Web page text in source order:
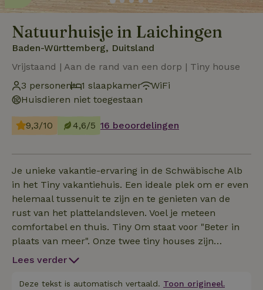
Natuurhuisje in Laichingen
Baden-Württemberg, Duitsland
Vrijstaand | Aan de rand van een dorp | Tiny house
3 personen
1 slaapkamer
WiFi
Huisdieren niet toegestaan
9,3/10 4,6/5 16 beoordelingen
Je unieke vakantie-ervaring in de Schwäbische Alb
in het Tiny vakantiehuis. Een ideale plek om er even
helemaal tussenuit te zijn en te genieten van de
rust van het plattelandsleven. Voel je meteen
comfortabel en thuis. Tiny Om staat voor "Beter in
plaats van meer". Onze twee tiny houses zijn
gebouwd met lokaal hout en geïsoleerd met
vierkante meter is. Er is genoeg ruimte voor
Lees verder
Deze tekst is automatisch vertaald. Toon origineel.